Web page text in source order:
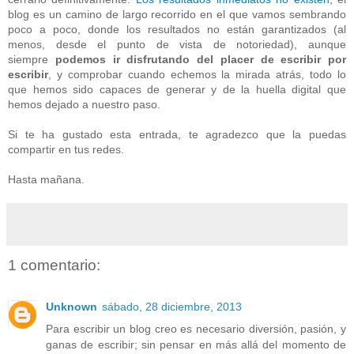
blog es un camino de largo recorrido en el que vamos sembrando
poco a poco, donde los resultados no están garantizados (al
menos, desde el punto de vista de notoriedad), aunque
siempre podemos ir disfrutando del placer de escribir por
escribir, y comprobar cuando echemos la mirada atrás, todo lo
que hemos sido capaces de generar y de la huella digital que
hemos dejado a nuestro paso.
Si te ha gustado esta entrada, te agradezco que la puedas
compartir en tus redes.
Hasta mañana.
1 comentario:
Unknown sábado, 28 diciembre, 2013
Para escribir un blog creo es necesario diversión, pasión, y
ganas de escribir; sin pensar en más allá del momento de